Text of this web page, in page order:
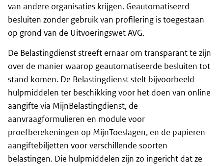
van andere organisaties krijgen. Geautomatiseerd
besluiten zonder gebruik van profilering is toegestaan
op grond van de Uitvoeringswet AVG.
De Belastingdienst streeft ernaar om transparant te zijn
over de manier waarop geautomatiseerde besluiten tot
stand komen. De Belastingdienst stelt bijvoorbeeld
hulpmiddelen ter beschikking voor het doen van online
aangifte via MijnBelastingdienst, de
aanvraagformulieren en module voor
proefberekeningen op MijnToeslagen, en de papieren
aangiftebiljetten voor verschillende soorten
belastingen. Die hulpmiddelen zijn zo ingericht dat ze